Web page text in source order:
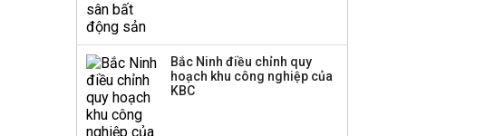
Bắc Ninh điều chỉnh quy
hoạch khu công nghiệp của
KBC